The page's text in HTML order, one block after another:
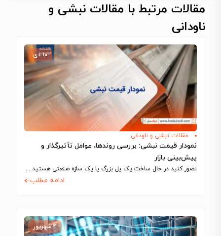
مقالات مرتبط با مقالات نبشی و
ناودانی
۱۰ دی
مقالات نبشی و ناودانی
نمودار قیمت نبشی: بررسی روندها، عوامل تأثیرگذار و
پیش‌بینی بازار
تصور کنید در حال ساخت یک پل بزرگ یا یک سازه صنعتی هستید و…
ادامه مطلب
۴ شهریور